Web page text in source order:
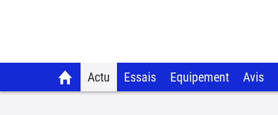
Actu Essais Equipement Avis